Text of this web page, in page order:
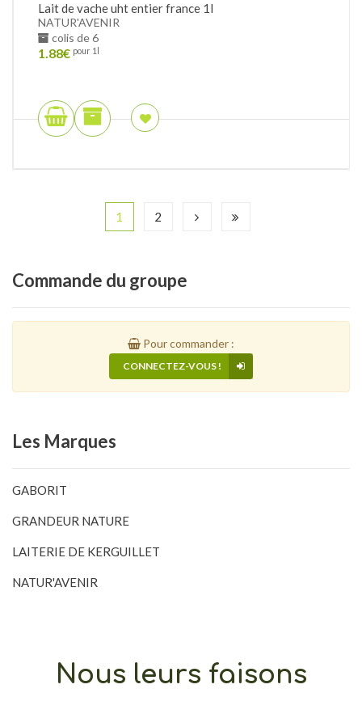
Lait de vache uht entier france 1l
NATUR'AVENIR
colis de 6
1.88€ pour 1l
1 2
Commande du groupe
Pour commander :
CONNECTEZ-VOUS !
Les Marques
GABORIT
GRANDEUR NATURE
LAITERIE DE KERGUILLET
NATUR'AVENIR
Nous leurs faisons